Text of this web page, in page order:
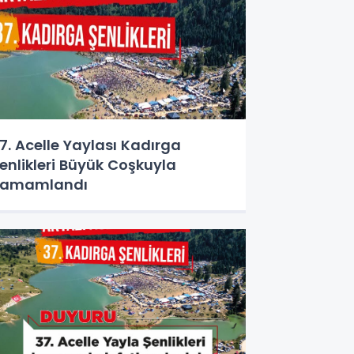
Acelle Yaylası Kadırga
Büyük Coşkuyla